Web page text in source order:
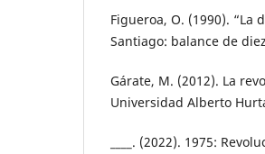
Figueroa, O. (1990).
Santiago: balance de
Gárate, M. (2012). La
Universidad Alberto
____. (2022). 1975: